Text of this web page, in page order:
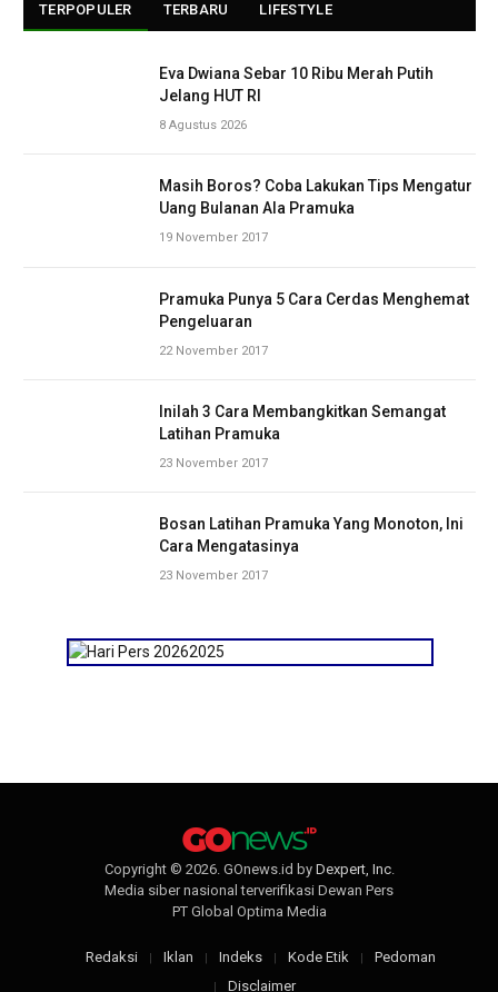
TERPOPULER TERBARU LIFESTYLE
Eva Dwiana Sebar 10 Ribu Merah Putih
Jelang HUT RI
8 Agustus 2026
Masih Boros? Coba Lakukan Tips Mengatur
Uang Bulanan Ala Pramuka
19 November 2017
Pramuka Punya 5 Cara Cerdas Menghemat
Pengeluaran
22 November 2017
Inilah 3 Cara Membangkitkan Semangat
Latihan Pramuka
23 November 2017
Bosan Latihan Pramuka Yang Monoton, Ini
Cara Mengatasinya
23 November 2017
Copyright © 2026. GOnews.id by Dexpert, Inc.
Media siber nasional terverifikasi Dewan Pers
PT Global Optima Media
Redaksi Iklan Indeks Kode Etik
Pedoman
Disclaimer